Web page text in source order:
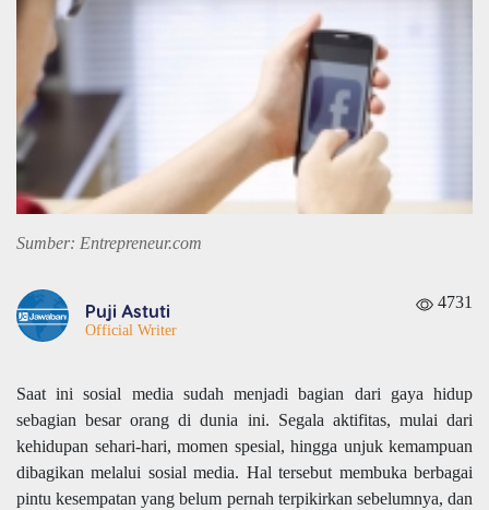
Sumber: Entrepreneur.com
Puji Astuti
Official Writer
4731
Saat ini sosial media sudah menjadi bagian dari gaya hidup
sebagian besar orang di dunia ini. Segala aktifitas, mulai dari
kehidupan sehari-hari, momen spesial, hingga unjuk kemampuan
dibagikan melalui sosial media. Hal tersebut membuka berbagai
pintu kesempatan yang belum pernah terpikirkan sebelumnya, dan